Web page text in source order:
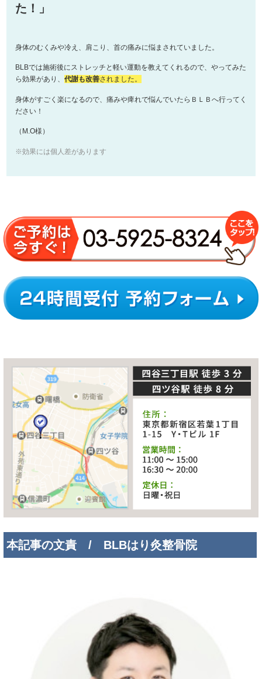
た！」
身体のむくみや冷え、肩こり、首の痛みに悩まされていました。
BLBでは施術後にストレッチと軽い運動を教えてくれるので、やってみた
ら効果があり、 代謝も改善されました。
身体がすごく楽になるので、痛みや痺れで悩んでいたらＢＬＢへ行ってく
ださい！
（M.O様）
※効果には個人差があります
本記事の文責 / BLBはり灸整骨院